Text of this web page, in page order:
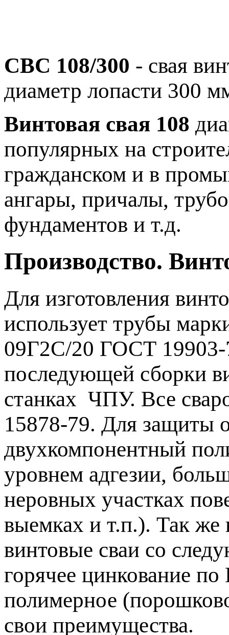
СВС 108/300 - свая
диаметр лопасти 300
Винтовая свая 108
популярных на
гражданском и в
ангары, причалы,
фундаментов и т.д.
Производство.
Для изготовления
использует трубы
09Г2С/20 ГОСТ 19903-
последующей сборки
станках ЧПУ. Все
15878-79. Для защиты
двухкомпонентный
уровнем адгезии,
неровных участках
выемках и т.п.). Так
винтовые сваи со
горячее цинкование
полимерное
свои преимущества.